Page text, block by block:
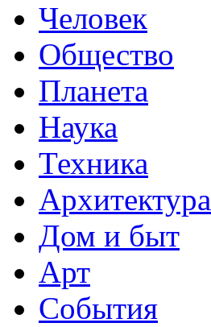
Человек
Общество
Планета
Наука
Техника
Архитектура
Дом и быт
Арт
События